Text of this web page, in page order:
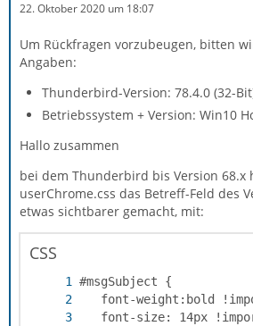
22. Oktober 2020 um 18:07
Um Rückfragen vorzubeugen, bitten
Angaben:
Thunderbird-Version: 78.4.0 (32-
Betriebssystem + Version: Win10
Hallo zusammen
bei dem Thunderbird bis Version
userChrome.css das Betreff-Feld des
etwas sichtbarer gemacht, mit:
CSS